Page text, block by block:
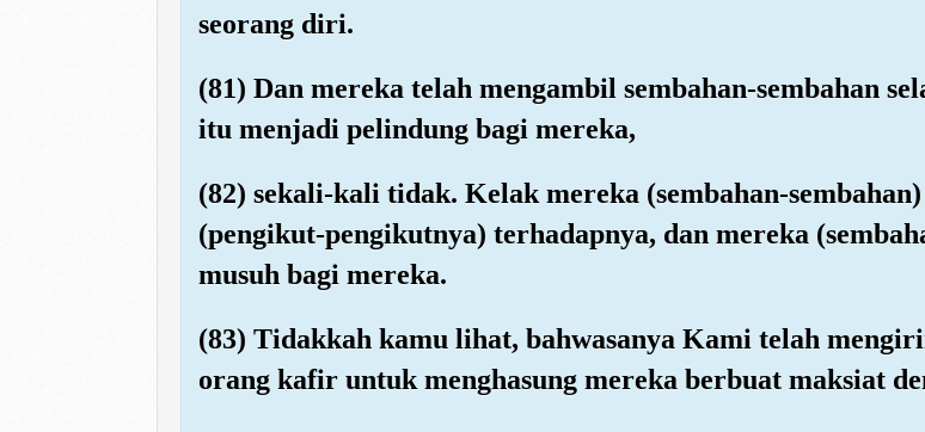
seorang diri.
(81) Dan mereka telah mengambil sembahan-sembahan
itu menjadi pelindung bagi mereka,
(82) sekali-kali tidak. Kelak mereka (sembahan-
(pengikut-pengikutnya) terhadapnya, dan mereka
musuh bagi mereka.
(83) Tidakkah kamu lihat, bahwasanya Kami telah
orang kafir untuk menghasung mereka berbuat maksiat